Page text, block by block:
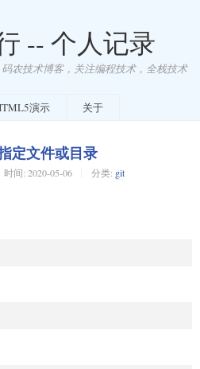
-- 个人记录
农技术博客，关注编程技术，全栈技术
演示 关于
定文件或目录
时间: 2020-05-06 分类: git